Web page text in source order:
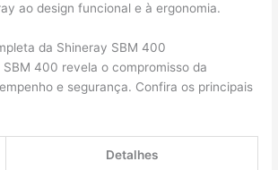
ao design funcional e à ergonomia.
da Shineray SBM 400
400 revela o compromisso da
e segurança. Confira os principais
Detalhes